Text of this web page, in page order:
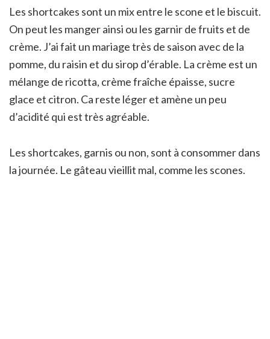
Les shortcakes sont un mix entre le scone et le biscuit.
On peut les manger ainsi ou les garnir de fruits et de
crème. J’ai fait un mariage très de saison avec de la
pomme, du raisin et du sirop d’érable. La crème est un
mélange de ricotta, crème fraîche épaisse, sucre
glace et citron. Ca reste léger et amène un peu
d’acidité qui est très agréable.
Les shortcakes, garnis ou non, sont à consommer dans
la journée. Le gâteau vieillit mal, comme les scones.